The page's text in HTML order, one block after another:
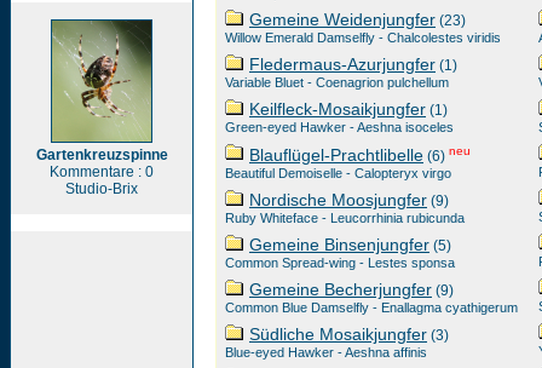
Gartenkreuzspinne
Kommentare : 0
Studio-Brix
Gemeine Weidenjungfer (23)
Willow Emerald Damselfly - Chalcolestes viridis
Fledermaus-Azurjungfer (1)
Variable Bluet - Coenagrion pulchellum
Keilfleck-Mosaikjungfer (1)
Green-eyed Hawker - Aeshna isoceles
Blauflügel-Prachtlibelle (6) neu
Beautiful Demoiselle - Calopteryx virgo
Nordische Moosjungfer (9)
Ruby Whiteface - Leucorrhinia rubicunda
Gemeine Binsenjungfer (5)
Common Spread-wing - Lestes sponsa
Gemeine Becherjungfer (9)
Common Blue Damselfly - Enallagma cyathigerum
Südliche Mosaikjungfer (3)
Blue-eyed Hawker - Aeshna affinis